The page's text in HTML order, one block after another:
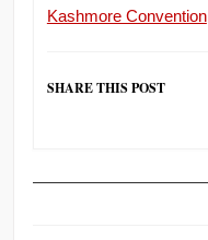
Kashmore Convention
SHARE THIS POST